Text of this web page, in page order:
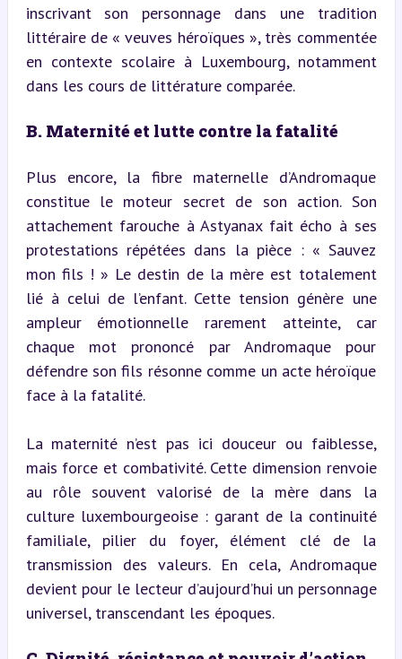
inscrivant son personnage dans une tradition
littéraire de « veuves héroïques », très commentée
en contexte scolaire à Luxembourg, notamment
dans les cours de littérature comparée.
B. Maternité et lutte contre la fatalité
Plus encore, la fibre maternelle d’Andromaque
constitue le moteur secret de son action. Son
attachement farouche à Astyanax fait écho à ses
protestations répétées dans la pièce : « Sauvez
mon fils ! » Le destin de la mère est totalement
lié à celui de l’enfant. Cette tension génère une
ampleur émotionnelle rarement atteinte, car
chaque mot prononcé par Andromaque pour
défendre son fils résonne comme un acte héroïque
face à la fatalité.
La maternité n’est pas ici douceur ou faiblesse,
mais force et combativité. Cette dimension renvoie
au rôle souvent valorisé de la mère dans la
culture luxembourgeoise : garant de la continuité
familiale, pilier du foyer, élément clé de la
transmission des valeurs. En cela, Andromaque
devient pour le lecteur d’aujourd’hui un personnage
universel, transcendant les époques.